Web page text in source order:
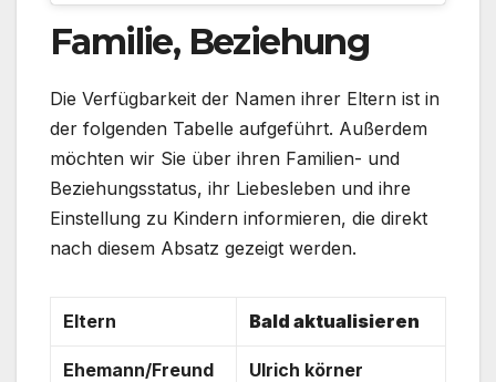
Familie, Beziehung
Die Verfügbarkeit der Namen ihrer Eltern ist in
der folgenden Tabelle aufgeführt. Außerdem
möchten wir Sie über ihren Familien- und
Beziehungsstatus, ihr Liebesleben und ihre
Einstellung zu Kindern informieren, die direkt
nach diesem Absatz gezeigt werden.
Eltern Bald aktualisieren
Ehemann/Freund Ulrich körner